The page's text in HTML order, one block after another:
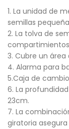
1. La unidad de
semillas
2. La tolva de
3. Cubre un
4. Alarma para
5.Caja de
6. La
23cm.
7. La
giratoria